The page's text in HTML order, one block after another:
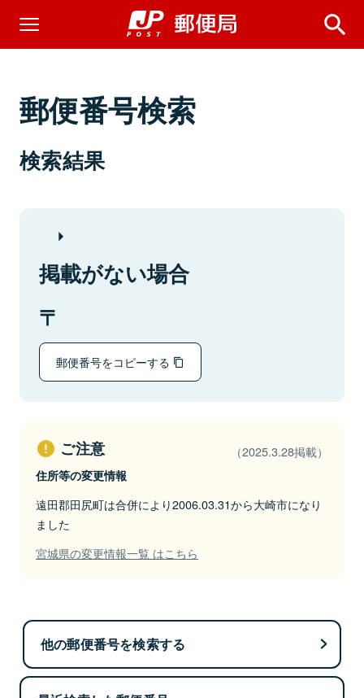
郵便番号検索
検索結果
掲載がない場合
郵便番号をコピーする
ご注意 （2025.3.28掲載）
住所等の変更情報
遠田郡田尻町は合併により2006.03.31から大崎市になり
ました
宮城県の変更情報一覧 はこちら
他の郵便番号を検索する